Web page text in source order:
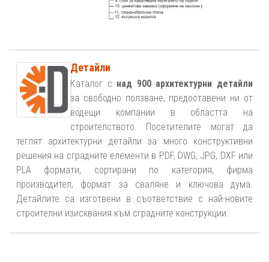
Детайли
Каталог с над 900 архитектурни детайли
за свободно ползване, предоставени ни от
водещи компании в областта на
строителството. Посетителите могат да
теглят архитектурни детайли за много конструктивни
решения на сградните елементи в PDF, DWG, JPG, DXF или
PLA формати, сортирани по категория, фирма
производител, формат за сваляне и ключова дума.
Детайлите са изготвени в съответствие с най-новите
строителни изисквания към сградните конструкции.